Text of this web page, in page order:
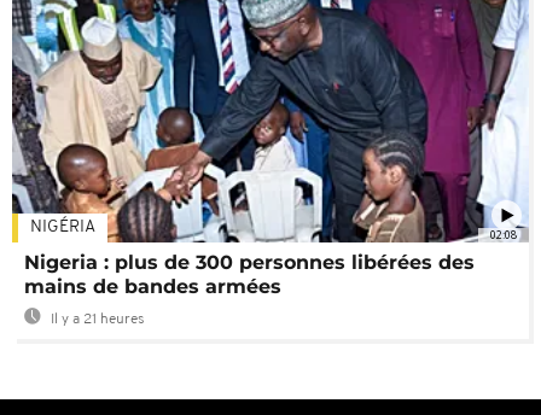
02:08
NIGÉRIA
Nigeria : plus de 300 personnes libérées des
mains de bandes armées
Il y a 21 heures